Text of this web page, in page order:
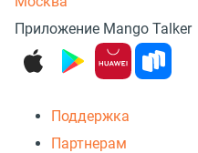
Приложение Mango Talker
Поддержка
Партнерам